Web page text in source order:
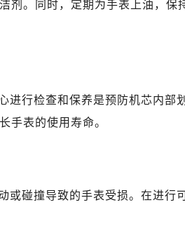
王大厦12楼1224室（需提前预约）
厦B座22层04室（需提前预约）
号中银大厦A座(旺进大厦)18层09
33号亨特国际金融中心14楼14D（
号勒泰中心写字楼B座13层07室（
华侨城长安国际中心E座6楼10室（
号万达广场写字楼A座10层1002室
剂。同时，定期为手表上油，保
进行检查和保养是预防机芯内部
手表的使用寿命。
或碰撞导致的手表受损。在进行